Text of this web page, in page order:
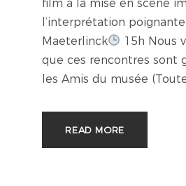
film à la mise en scène
l’interprétation poignante.
Maeterlinck
15h Nous
que ces rencontres sont
les Amis du musée
READ MORE